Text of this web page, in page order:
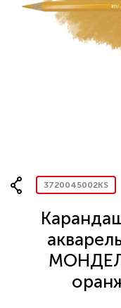
3720045002KS
Вопрос по